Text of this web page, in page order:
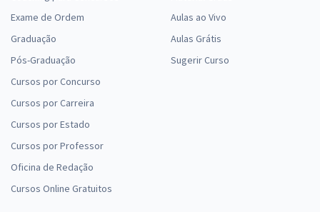
Exame de Ordem
Graduação
Pós-Graduação
Cursos por Concurso
Cursos por Carreira
Cursos por Estado
Cursos por Professor
Oficina de Redação
Cursos Online Gratuitos
Aulas ao Vivo
Aulas Grátis
Sugerir Curso